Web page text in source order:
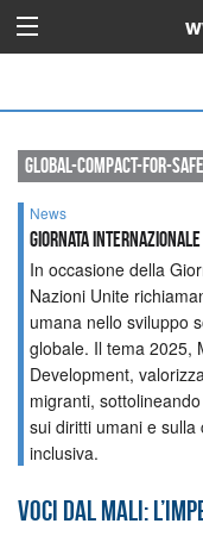
global-compact-for-
News
Giornata
In occasione della
Nazioni Unite
umana nello sviluppo
globale. Il tema 2025,
Development,
migranti,
sui diritti umani e
inclusiva.
Voci dal Mali: